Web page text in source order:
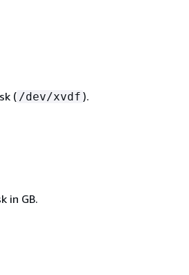
( /dev/xvdf ).
in GB.